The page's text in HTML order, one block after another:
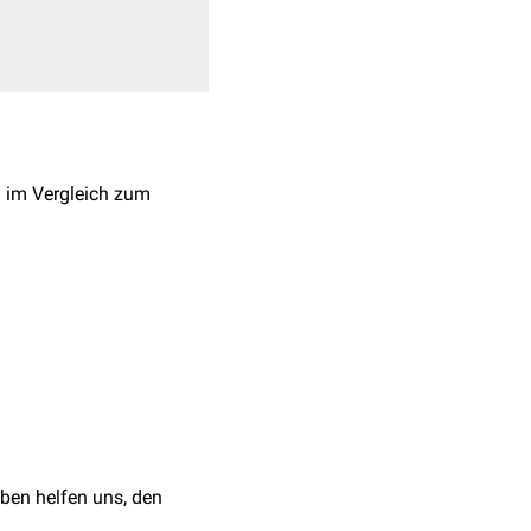
im Vergleich zum
helfen uns, den